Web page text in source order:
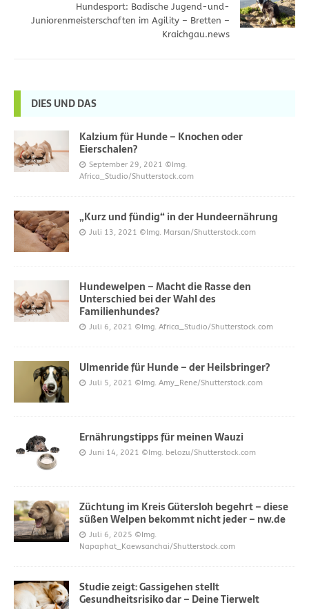
Hundesport: Badische Jugend-und-
Juniorenmeisterschaften im Agility – Bretten –
Kraichgau.news
DIES UND DAS
Kalzium für Hunde – Knochen oder
Eierschalen?
September 29, 2021 ©Img.
Africa_Studio/Shutterstock.com
„Kurz und fündig“ in der Hundeernährung
Juli 13, 2021 ©Img. Marsan/Shutterstock.com
Hundewelpen – Macht die Rasse den
Unterschied bei der Wahl des
Familienhundes?
Juli 6, 2021 ©Img. Africa_Studio/Shutterstock.com
Ulmenride für Hunde – der Heilsbringer?
Juli 5, 2021 ©Img. Amy_Rene/Shutterstock.com
Ernährungstipps für meinen Wauzi
Juni 14, 2021 ©Img. belozu/Shutterstock.com
Züchtung im Kreis Gütersloh begehrt – diese
süßen Welpen bekommt nicht jeder – nw.de
Juli 6, 2025 ©Img.
Napaphat_Kaewsanchai/Shutterstock.com
Studie zeigt: Gassigehen stellt
Gesundheitsrisiko dar – Deine Tierwelt